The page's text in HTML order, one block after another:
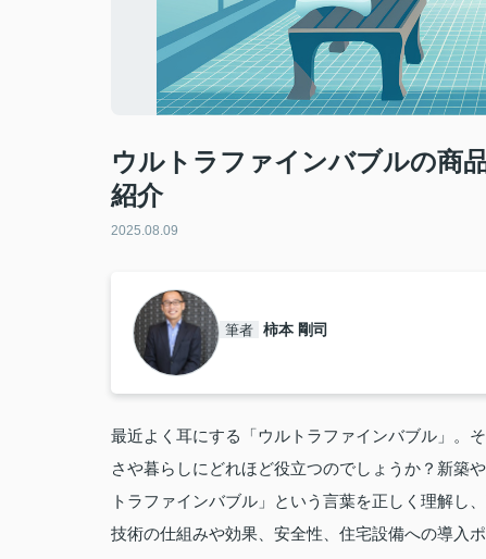
ウルトラファインバブルの商
紹介
2025.08.09
筆者 柿本 剛司
最近よく耳にする「ウルトラファインバブル」。
さや暮らしにどれほど役立つのでしょうか？新築
トラファインバブル」という言葉を正しく理解し
技術の仕組みや効果、安全性、住宅設備への導入